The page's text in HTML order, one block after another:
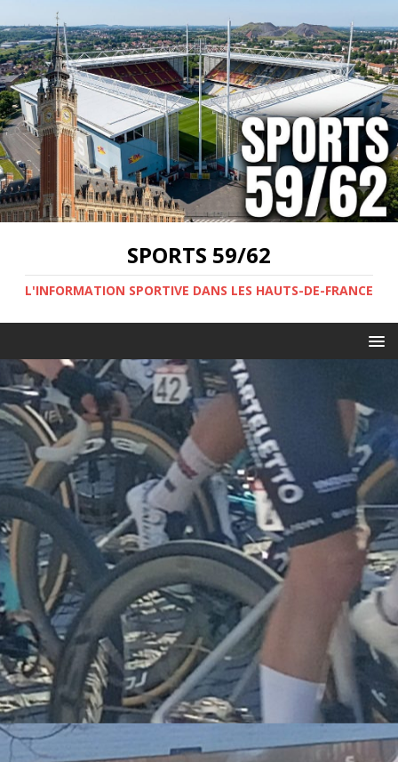
SPORTS 59/62
L'INFORMATION SPORTIVE DANS LES HAUTS-DE-FRANCE